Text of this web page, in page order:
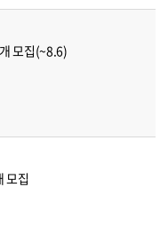
모집(~8.6)
모집